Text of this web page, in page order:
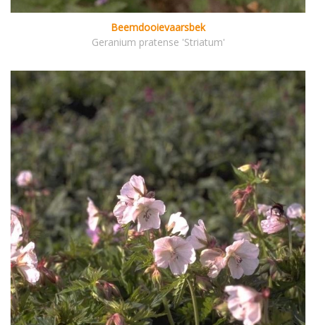
Beemdooievaarsbek
Geranium pratense 'Striatum'